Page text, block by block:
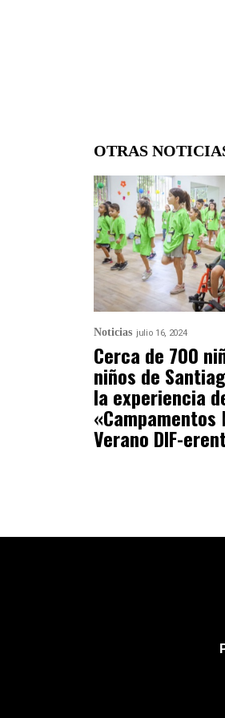
OTRAS
Noticias julio 16, 2024
Cerca de 700
niños de
la experiencia
«Campamentos
Verano DIF-